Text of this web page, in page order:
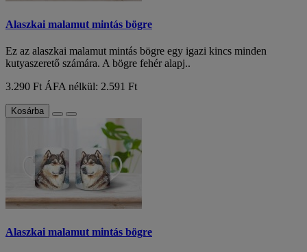
Alaszkai malamut mintás bögre
Ez az alaszkai malamut mintás bögre egy igazi kincs minden
kutyaszerető számára. A bögre fehér alapj..
3.290 Ft ÁFA nélkül: 2.591 Ft
Kosárba
Alaszkai malamut mintás bögre